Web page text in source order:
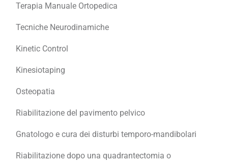
Terapia Manuale Ortopedica
Tecniche Neurodinamiche
Kinetic Control
Kinesiotaping
Osteopatia
Riabilitazione del pavimento pelvico
Gnatologo e cura dei disturbi temporo-mandibolari
Riabilitazione dopo una quadrantectomia o